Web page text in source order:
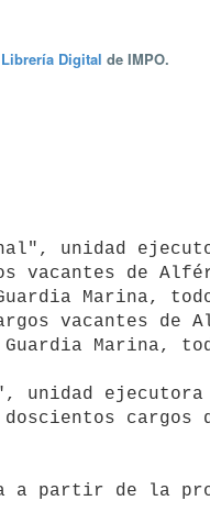
Librería Digital de IMPO.
vacantes de
Marina,
vacantes de
Marina,
cargos